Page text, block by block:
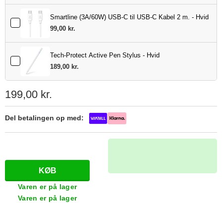
Smartline (3A/60W) USB-C til USB-C Kabel 2 m. - Hvid
99,00 kr.
Tech-Protect Active Pen Stylus - Hvid
189,00 kr.
199,00 kr.
Del betalingen op med:
Varen er på lager
Varen er på lager